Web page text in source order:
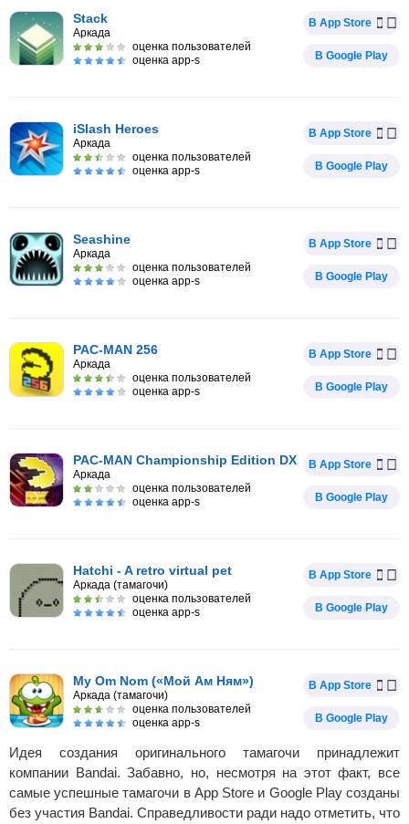
Stack
Аркада
оценка пользователей
оценка app-s
В App Store
В Google Play
iSlash Heroes
Аркада
оценка пользователей
оценка app-s
В App Store
В Google Play
Seashine
Аркада
оценка пользователей
оценка app-s
В App Store
В Google Play
PAC-MAN 256
Аркада
оценка пользователей
оценка app-s
В App Store
В Google Play
PAC-MAN Championship Edition DX
Аркада
оценка пользователей
оценка app-s
В App Store
В Google Play
Hatchi - A retro virtual pet
Аркада (тамагочи)
оценка пользователей
оценка app-s
В App Store
В Google Play
My Om Nom («Мой Ам Ням»)
Аркада (тамагочи)
оценка пользователей
оценка app-s
В App Store
В Google Play
Идея создания оригинального тамагочи принадлежит
компании Bandai. Забавно, но, несмотря на этот факт, все
самые успешные тамагочи в App Store и Google Play созданы
без участия Bandai. Справедливости ради надо отметить, что